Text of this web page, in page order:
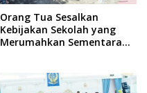
Orang Tua Sesalkan
Kebijakan Sekolah yang
Merumahkan Sementara